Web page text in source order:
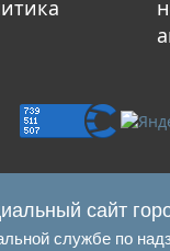
сайт
службе по